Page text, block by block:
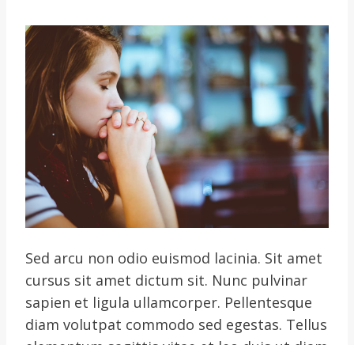
Sed arcu non odio euismod lacinia. Sit amet
cursus sit amet dictum sit. Nunc pulvinar
sapien et ligula ullamcorper. Pellentesque
diam volutpat commodo sed egestas. Tellus